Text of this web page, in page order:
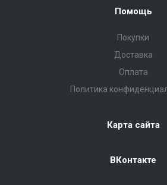
Помощь
Покупки
Доставка
Оплата
Политика
Карта сайта
ВКонтакте